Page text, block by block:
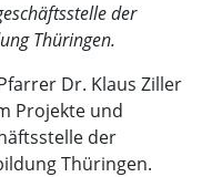
der
Thüringen.
Dr. Klaus Ziller
Projekte und
der
Thüringen.